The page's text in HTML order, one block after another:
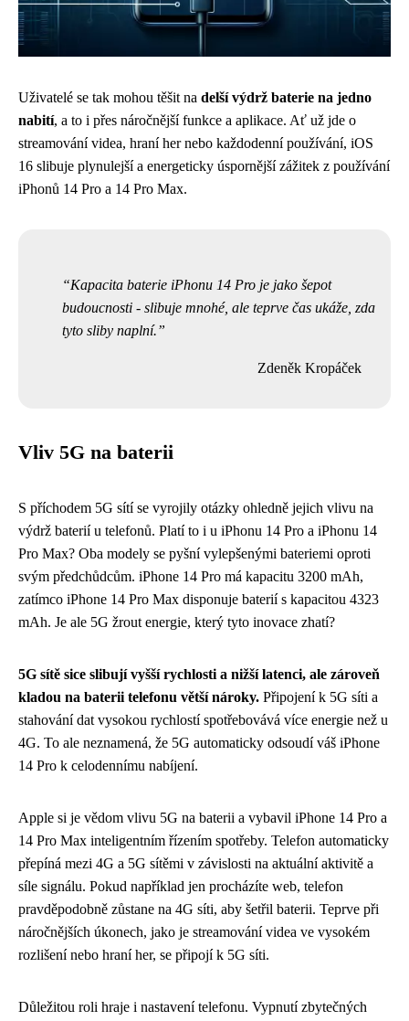
Uživatelé se tak mohou těšit na delší výdrž baterie na jedno
nabití, a to i přes náročnější funkce a aplikace. Ať už jde o
streamování videa, hraní her nebo každodenní používání, iOS
16 slibuje plynulejší a energeticky úspornější zážitek z používání
iPhonů 14 Pro a 14 Pro Max.
Kapacita baterie iPhonu 14 Pro je jako šepot
budoucnosti - slibuje mnohé, ale teprve čas ukáže, zda
tyto sliby naplní.
Zdeněk Kropáček
Vliv 5G na baterii
S příchodem 5G sítí se vyrojily otázky ohledně jejich vlivu na
výdrž baterií u telefonů. Platí to i u iPhonu 14 Pro a iPhonu 14
Pro Max? Oba modely se pyšní vylepšenými bateriemi oproti
svým předchůdcům. iPhone 14 Pro má kapacitu 3200 mAh,
zatímco iPhone 14 Pro Max disponuje baterií s kapacitou 4323
mAh. Je ale 5G žrout energie, který tyto inovace zhatí?
5G sítě sice slibují vyšší rychlosti a nižší latenci, ale zároveň
kladou na baterii telefonu větší nároky. Připojení k 5G síti a
stahování dat vysokou rychlostí spotřebovává více energie než u
4G. To ale neznamená, že 5G automaticky odsoudí váš iPhone
14 Pro k celodennímu nabíjení.
Apple si je vědom vlivu 5G na baterii a vybavil iPhone 14 Pro a
14 Pro Max inteligentním řízením spotřeby. Telefon automaticky
přepíná mezi 4G a 5G sítěmi v závislosti na aktuální aktivitě a
síle signálu. Pokud například jen procházíte web, telefon
pravděpodobně zůstane na 4G síti, aby šetřil baterii. Teprve při
náročnějších úkonech, jako je streamování videa ve vysokém
rozlišení nebo hraní her, se připojí k 5G síti.
Důležitou roli hraje i nastavení telefonu. Vypnutí zbytečných